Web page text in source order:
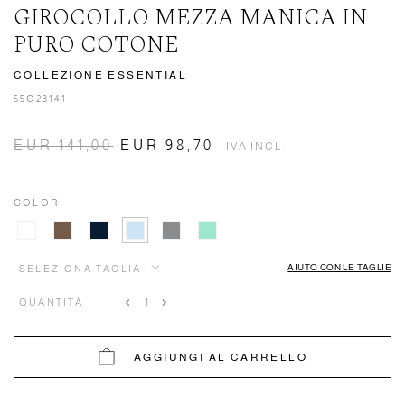
GIROCOLLO MEZZA MANICA IN
PURO COTONE
COLLEZIONE ESSENTIAL
55G23141
EUR 141,00 EUR 98,70 IVA INCL.
COLORI
SELEZIONA TAGLIA AIUTO CON LE TAGLIE
QUANTITÀ
AGGIUNGI AL CARRELLO